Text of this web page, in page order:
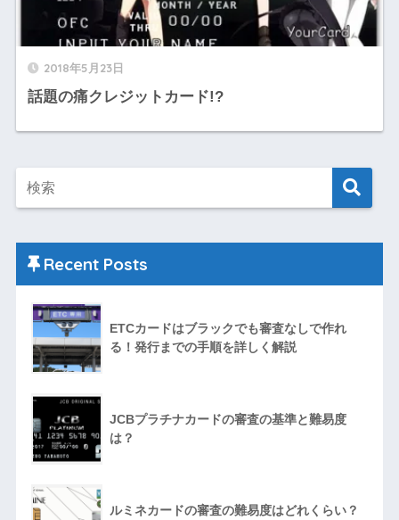
2018年5月23日
話題の痛クレジットカード!?
Recent Posts
ETCカードはブラックでも審査なしで作れ
る！発行までの手順を詳しく解説
JCBプラチナカードの審査の基準と難易度
は？
ルミネカードの審査の難易度はどれくらい？